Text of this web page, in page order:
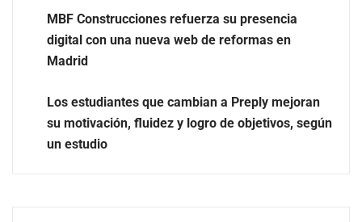
inmejorable
MBF Construcciones refuerza su presencia
digital con una nueva web de reformas en
Madrid
Los estudiantes que cambian a Preply mejoran
su motivación, fluidez y logro de objetivos, según
un estudio